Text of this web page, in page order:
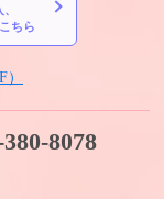
ちら
8078